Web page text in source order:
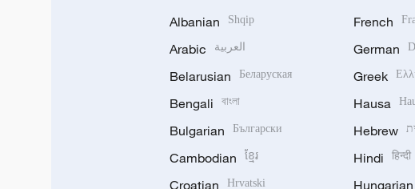
Albanian Shqip
Arabic العربية
Belarusian Беларуская
Bengali বাংলা
Bulgarian Български
Cambodian ខ្មែរ
Croatian Hrvatski
French
German
Greek
Hausa
Hebrew
Hindi हिन्दी
Hungarian